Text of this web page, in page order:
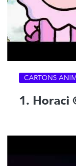
CARTONS
1. Horaci